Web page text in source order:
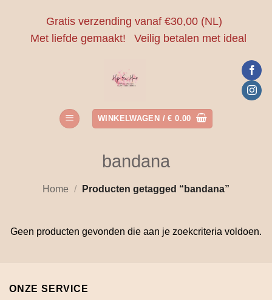
Gratis verzending vanaf €30,00 (NL)
Met liefde gemaakt!
Veilig betalen met ideal
WINKELWAGEN /€ 0.00
bandana
Home / Producten getagged “bandana”
Geen producten gevonden die aan je zoekcriteria voldoen.
ONZE SERVICE